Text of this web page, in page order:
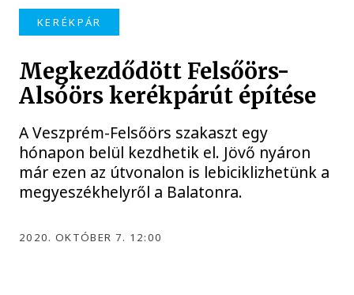
KERÉKPÁR
Megkezdődött Felsőörs-
Alsóörs kerékpárút építése
A Veszprém-Felsőörs szakaszt egy
hónapon belül kezdhetik el. Jövő nyáron
már ezen az útvonalon is lebiciklizhetünk a
megyeszékhelyről a Balatonra.
2020. OKTÓBER 7. 12:00